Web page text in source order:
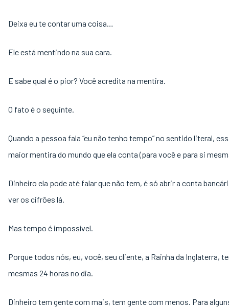
Deixa eu te contar uma coisa…
Ele está mentindo na sua cara.
E sabe qual é o pior? Você acredita na mentira.
O fato é o seguinte.
Quando a pessoa fala “eu não tenho tempo” no sentido literal,
maior mentira do mundo que ela conta (para você e para si
Dinheiro ela pode até falar que não tem, é só abrir a conta
ver os cifrões lá.
Mas tempo é impossível.
Porque todos nós, eu, você, seu cliente, a Rainha da Inglaterra,
mesmas 24 horas no dia.
Dinheiro tem gente com mais, tem gente com menos. Para